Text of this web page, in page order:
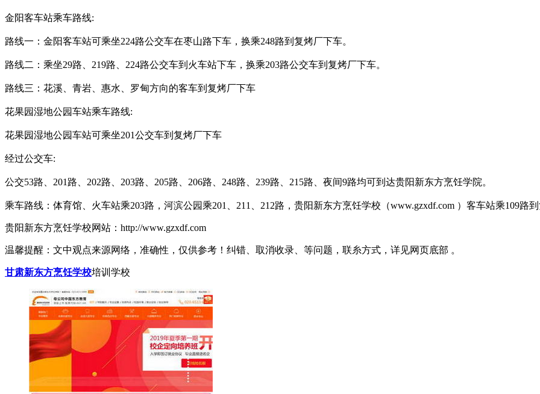
金阳客车站乘车路线:
路线一：金阳客车站可乘坐224路公交车在枣山路下车，换乘248路到复烤厂下车。
路线二：乘坐29路、219路、224路公交车到火车站下车，换乘203路公交车到复烤厂下车。
路线三：花溪、青岩、惠水、罗甸方向的客车到复烤厂下车
花果园湿地公园车站乘车路线:
花果园湿地公园车站可乘坐201公交车到复烤厂下车
经过公交车:
公交53路、201路、202路、203路、205路、206路、248路、239路、215路、夜间9路均可到达贵阳新东方烹饪学院。
乘车路线：体育馆、火车站乘203路，河滨公园乘201、211、212路，贵阳新东方烹饪学校（www.gzxdf.com ）客车站乘109路
贵阳新东方烹饪学校网站：http://www.gzxdf.com
温馨提醒：文中观点来源网络，准确性，仅供参考！纠错、取消收录、等问题，联糸方式，详见网页底部 。
甘肃新东方烹饪学校培训学校